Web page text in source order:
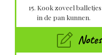
Kook zoveel
in de pan kunnen.